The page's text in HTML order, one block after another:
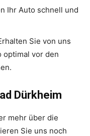
Ihr Auto schnell und
Sie von uns
optimal vor den
Dürkheim
mehr über die
Sie uns noch